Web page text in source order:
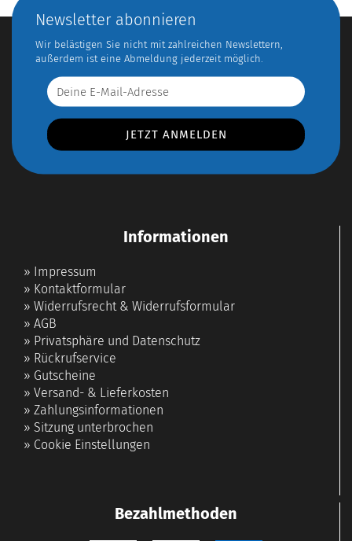
Newsletter abonnieren
Wir belästigen Sie nicht mit zahlreichen Newslettern,
außerdem ist eine Abmeldung jederzeit möglich.
Informationen
» Impressum
» Kontaktformular
» Widerrufsrecht & Widerrufsformular
» AGB
» Privatsphäre und Datenschutz
» Rückrufservice
» Gutscheine
» Versand- & Lieferkosten
» Zahlungsinformationen
» Sitzung unterbrochen
» Cookie Einstellungen
Bezahlmethoden